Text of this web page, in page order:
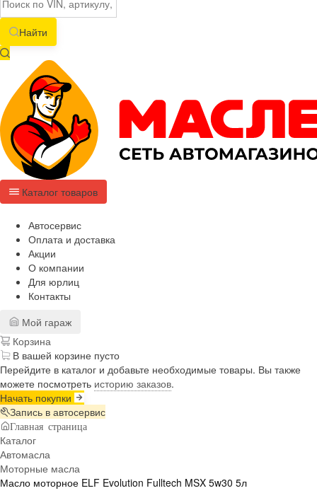
Найти
Каталог товаров
Автосервис
Оплата и доставка
Акции
О компании
Для юрлиц
Контакты
Мой гараж
Корзина
В вашей корзине пусто
Перейдите в каталог и добавьте необходимые товары. Вы также
можете посмотреть историю заказов.
Начать покупки
Запись в автосервис
Главная страница
Каталог
Автомасла
Моторные масла
Масло моторное ELF Evolution Fulltech MSX 5w30 5л